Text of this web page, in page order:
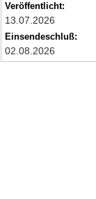
Veröffentlicht:
13.07.2026
Einsendeschluß:
02.08.2026